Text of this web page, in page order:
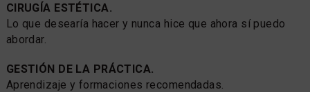
CIRUGÍA ESTÉTICA.
Lo que desearía hacer y nunca hice que ahora sí puedo
abordar.
GESTIÓN DE LA PRÁCTICA.
Aprendizaje y formaciones recomendadas.